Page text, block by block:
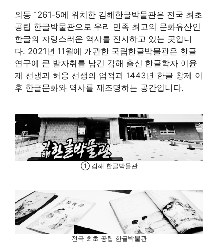
외동 1261-5에 위치한 김해한글박물관은 전국 최초
공립 한글박물관으로 우리 민족 최고의 문화유산인
한글의 자랑스러운 역사를 전시하고 있는 곳입니
다. 2021년 11월에 개관한 국립한글박물관은 한글
연구에 큰 발자취를 남긴 김해 출신 한글학자 이윤
재 선생과 허웅 선생의 업적과 1443년 한글 창제 이
후 한글문화와 역사를 재조명하는 공간입니다.
① 김해 한글박물관
전국 최초 공립 한글박물관